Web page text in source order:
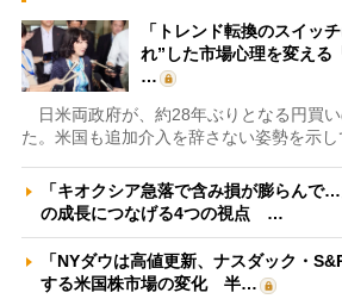
「トレンド転換のスイッ
れ”した市場心理を変える
…
日米両政府が、約28年ぶりとなる円買
た。米国も追加介入を辞さない姿勢を示し
「キオクシア急落で含み損が膨らんで
の成長につなげる4つの視点 …
「NYダウは高値更新、ナスダック・
する米国株市場の変化 半…